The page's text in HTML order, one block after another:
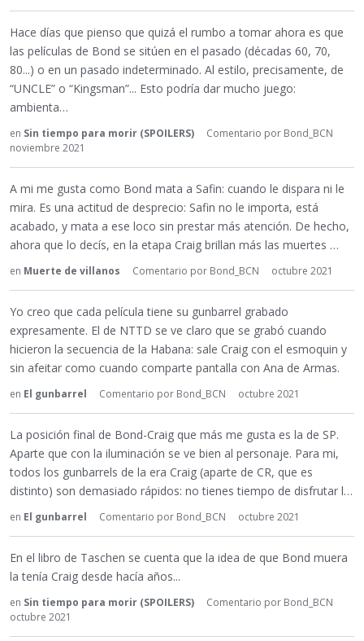
Hace días que pienso que quizá el rumbo a tomar ahora es que
las películas de Bond se sitúen en el pasado (décadas 60, 70,
80...) o en un pasado indeterminado. Al estilo, precisamente, de
“UNCLE” o “Kingsman”... Esto podría dar mucho juego:
ambienta…
en Sin tiempo para morir (SPOILERS) Comentario por Bond_BCN
noviembre 2021
A mi me gusta como Bond mata a Safin: cuando le dispara ni le
mira. Es una actitud de desprecio: Safin no le importa, está
acabado, y mata a ese loco sin prestar más atención. De hecho,
ahora que lo decís, en la etapa Craig brillan más las muertes …
en Muerte de villanos Comentario por Bond_BCN octubre 2021
Yo creo que cada película tiene su gunbarrel grabado
expresamente. El de NTTD se ve claro que se grabó cuando
hicieron la secuencia de la Habana: sale Craig con el esmoquin y
sin afeitar como cuando comparte pantalla con Ana de Armas.
en El gunbarrel Comentario por Bond_BCN octubre 2021
La posición final de Bond-Craig que más me gusta es la de SP.
Aparte que con la iluminación se ve bien al personaje. Para mi,
todos los gunbarrels de la era Craig (aparte de CR, que es
distinto) son demasiado rápidos: no tienes tiempo de disfrutar l…
en El gunbarrel Comentario por Bond_BCN octubre 2021
En el libro de Taschen se cuenta que la idea de que Bond muera
la tenía Craig desde hacía años...
en Sin tiempo para morir (SPOILERS) Comentario por Bond_BCN
octubre 2021